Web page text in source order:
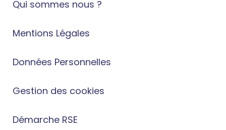
Qui sommes nous ?
Mentions Légales
Données Personnelles
Gestion des cookies
Démarche RSE